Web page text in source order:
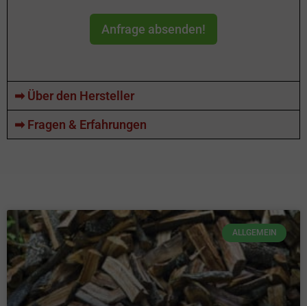
Anfrage absenden!
➡ Über den Hersteller
➡ Fragen & Erfahrungen
ALLGEMEIN